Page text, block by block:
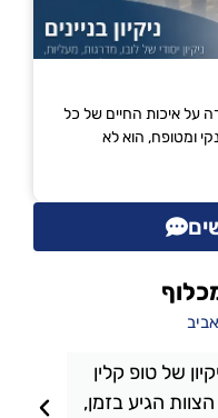
על איכות החיים של כל
ומטופח, הוא לא
של טופ קלין
הגיע בזמן,